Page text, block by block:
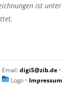
ist unter
.
Email:digiS@zib.de •
Logo • Impressum